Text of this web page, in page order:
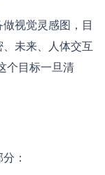
视觉灵感图，目
未来、人体交互
个目标一旦清
：